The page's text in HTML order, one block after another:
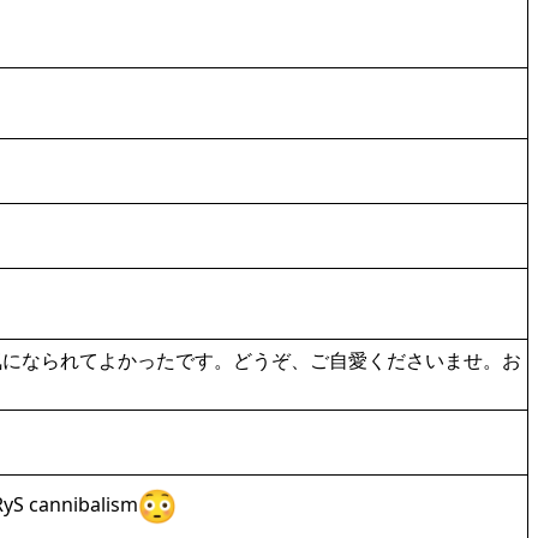
なられてよかったです。どうぞ、ご自愛くださいませ。お
cannibalism